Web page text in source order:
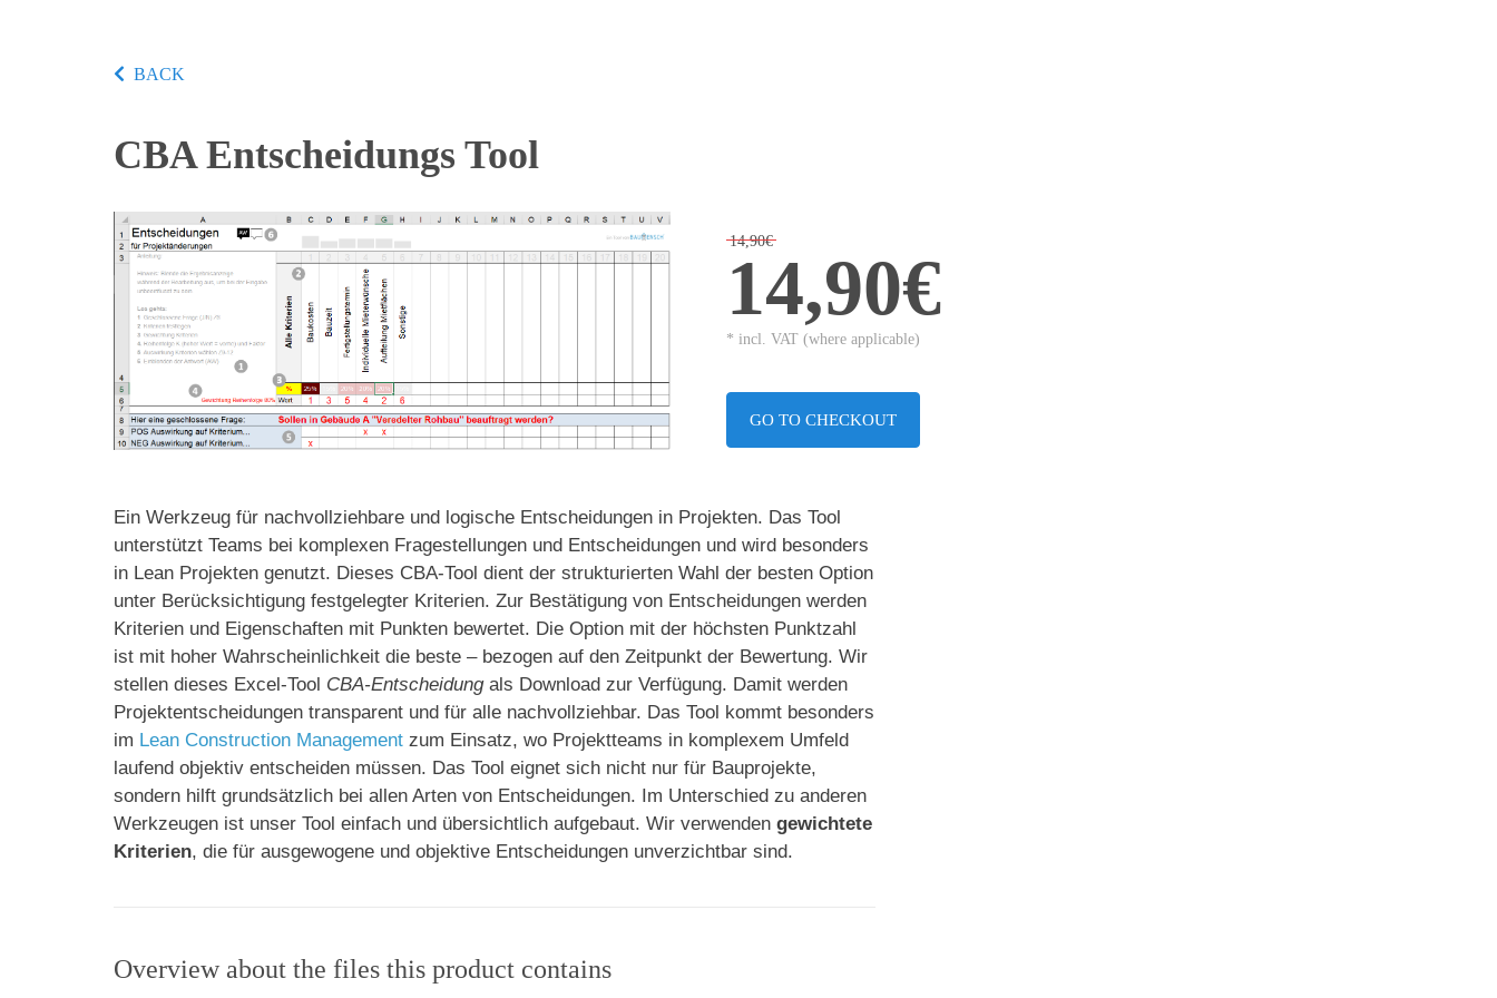
BACK
CBA Entscheidungs Tool
14,90€
14,90€
* incl. VAT (where applicable)
GO TO CHECKOUT
Ein Werkzeug für nachvollziehbare und logische Entscheidungen in Projekten. Das Tool
unterstützt Teams bei komplexen Fragestellungen und Entscheidungen und wird besonders
in Lean Projekten genutzt. Dieses CBA-Tool dient der strukturierten Wahl der besten Option
unter Berücksichtigung festgelegter Kriterien. Zur Bestätigung von Entscheidungen werden
Kriterien und Eigenschaften mit Punkten bewertet. Die Option mit der höchsten Punktzahl
ist mit hoher Wahrscheinlichkeit die beste – bezogen auf den Zeitpunkt der Bewertung. Wir
stellen dieses Excel-Tool CBA-Entscheidung als Download zur Verfügung. Damit werden
Projektentscheidungen transparent und für alle nachvollziehbar. Das Tool kommt besonders
im Lean Construction Management zum Einsatz, wo Projektteams in komplexem Umfeld
laufend objektiv entscheiden müssen. Das Tool eignet sich nicht nur für Bauprojekte,
sondern hilft grundsätzlich bei allen Arten von Entscheidungen. Im Unterschied zu anderen
Werkzeugen ist unser Tool einfach und übersichtlich aufgebaut. Wir verwenden gewichtete
Kriterien, die für ausgewogene und objektive Entscheidungen unverzichtbar sind.
Overview about the files this product contains